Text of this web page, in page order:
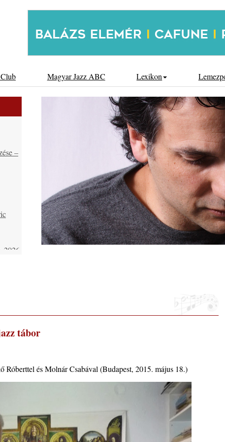
Magyar Jazz ABC Lexikon
–
tábor
és Molnár Csabával (Budapest, 2015. május 18.)